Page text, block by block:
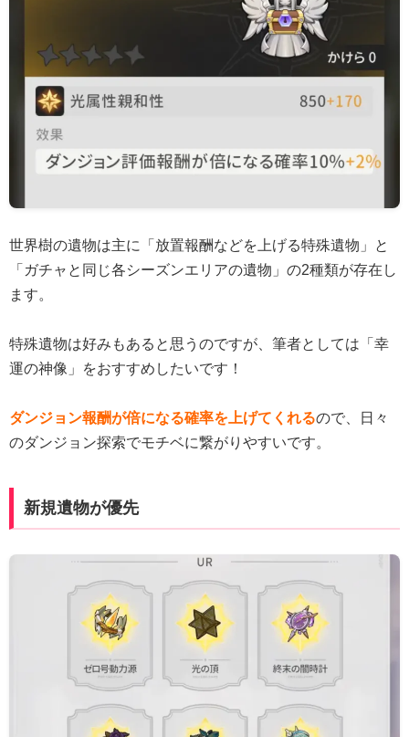
世界樹の遺物は主に「放置報酬などを上げる特殊遺物」と
「ガチャと同じ各シーズンエリアの遺物」の2種類が存在し
ます。
特殊遺物は好みもあると思うのですが、筆者としては「幸
運の神像」をおすすめしたいです！
ダンジョン報酬が倍になる確率を上げてくれるので、日々
のダンジョン探索でモチベに繋がりやすいです。
新規遺物が優先